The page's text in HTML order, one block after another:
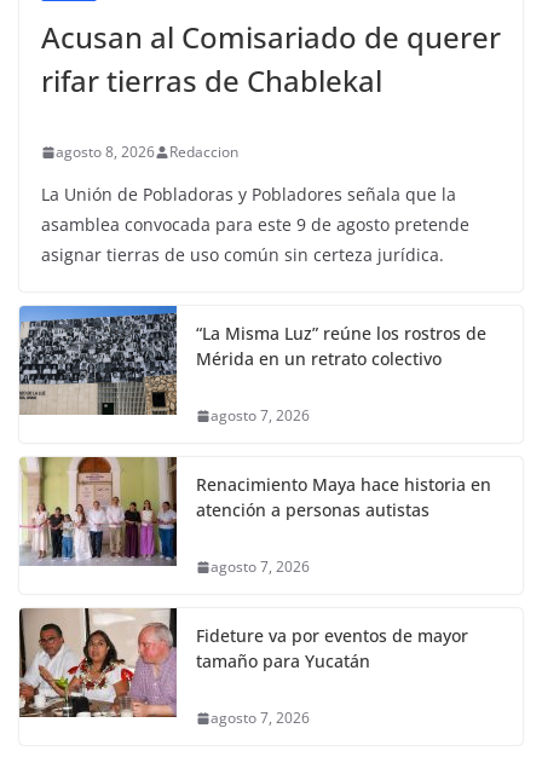
Acusan al Comisariado de querer
rifar tierras de Chablekal
agosto 8, 2026 Redaccion
La Unión de Pobladoras y Pobladores señala que la
asamblea convocada para este 9 de agosto pretende
asignar tierras de uso común sin certeza jurídica.
“La Misma Luz” reúne los rostros de
Mérida en un retrato colectivo
agosto 7, 2026
Renacimiento Maya hace historia en
atención a personas autistas
agosto 7, 2026
Fideture va por eventos de mayor
tamaño para Yucatán
agosto 7, 2026